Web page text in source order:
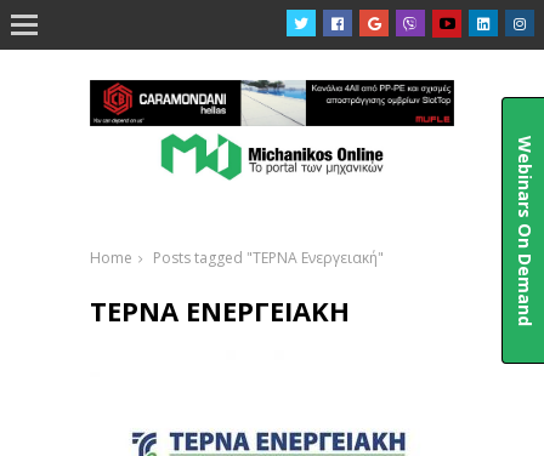

Home Posts tagged "ΤΕΡΝΑ Ενεργειακή"
ΤΕΡΝΑ ΕΝΕΡΓΕΙΑΚΉ Webinars On Demand